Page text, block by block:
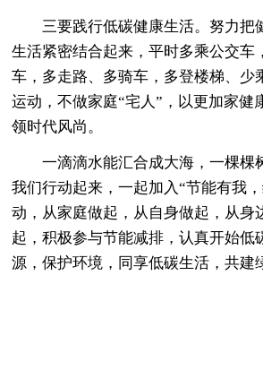
三要践行低碳健康生活。努力把
生活紧密结合起来，平时多乘公交车
车，多走路、多骑车，多登楼梯、少
运动，不做家庭“宅人”，以更加家健
领时代风尚。
一滴滴水能汇合成大海，一棵棵
我们行动起来，一起加入“节能有我
动，从家庭做起，从自身做起，从身
起，积极参与节能减排，认真开始低
源，保护环境，同享低碳生活，共建